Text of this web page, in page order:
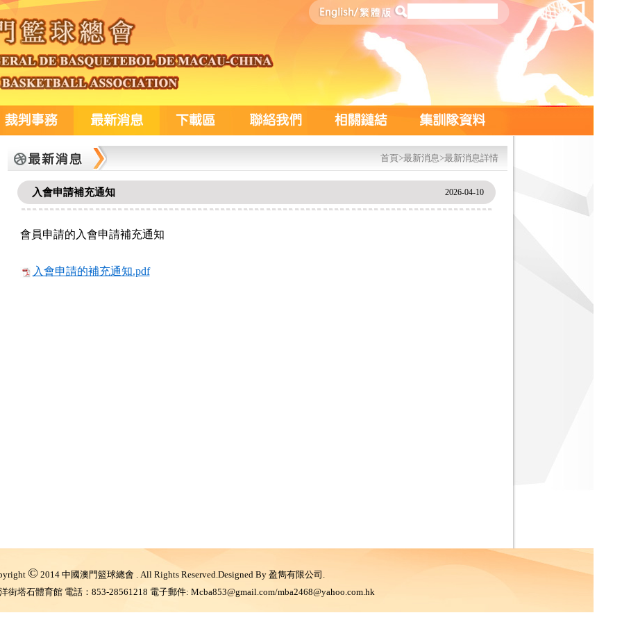
首頁>最新消息>最新消息詳情
入會申請補充通知 2026-04-10
會員申請的入會申請補充通知
入會申請的補充通知.pdf
©2014 中國澳門籃球總會 . All Rights Reserved.Designed By 盈雋有限公司.
街塔石體育館 電話：853-28561218 電子郵件: Mcba853@gmail.com/mba2468@yahoo.com.hk